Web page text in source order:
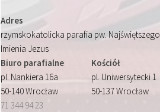
Adres
rzymskokatolicka parafia pw. Najświętszego
Imienia Jezus
Biuro parafialne
pl. Nankiera 16a
50-140 Wrocław
71 344 94 23
Kościół
pl. Uniwersytecki 1
50-137 Wrocław